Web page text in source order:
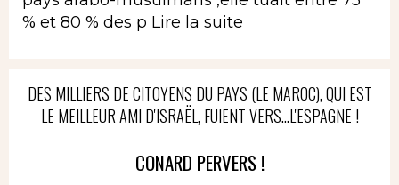
% et 80 % des p Lire la suite
DES MILLIERS DE CITOYENS DU PAYS (LE MAROC), QUI EST
LE MEILLEUR AMI D'ISRAËL, FUIENT VERS...L'ESPAGNE !
CONARD PERVERS !